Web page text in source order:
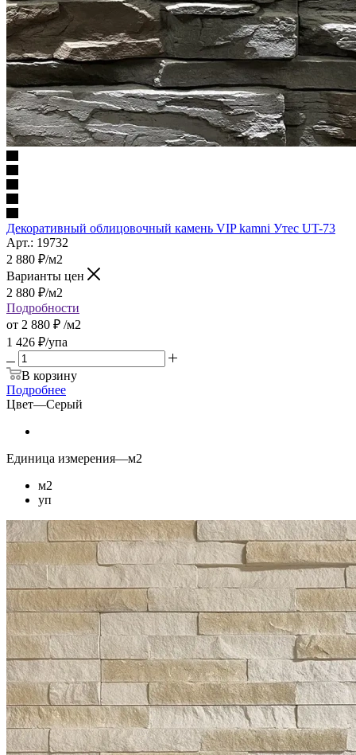
Декоративный облицовочный камень VIP kamni Утес UT-73
Арт.: 19732
2 880 ₽/м2
Варианты цен
2 880 ₽/м2
Подробности
от 2 880 ₽ /м2
1 426 ₽/упа
В корзину
Подробнее
Цвет—Серый
Единица измерения—м2
м2
уп